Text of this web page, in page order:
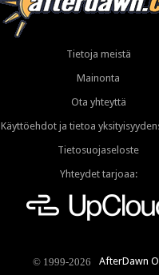
Tietoja meistä
Mainonta
Ota yhteyttä
Käyttöehdot ja tietoa
Tietosuojaseloste
Yhteydet tarjoaa:
© 1999-2026 AfterDawn